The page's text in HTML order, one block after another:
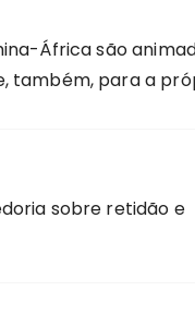
África são
também, para a
sobre retidão e